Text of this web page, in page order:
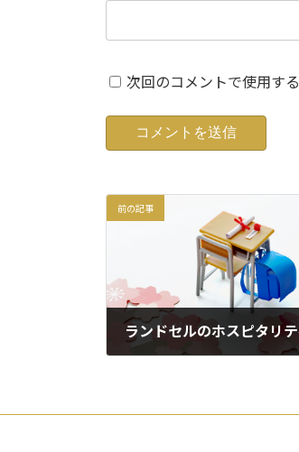
次回のコメントで使用す
前の記事
ランドセルのホスピタリテ